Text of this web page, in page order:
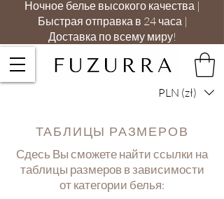
Ночное белье высокого качества |
Быстрая отправка в 24 часа |
Доставка по всему миру!
PLN (zł)
ТАБЛИЦЫ РАЗМЕРОВ
Сдесь Вы сможете найти ссылки на
таблицы размеров в зависимости
от категории белья: